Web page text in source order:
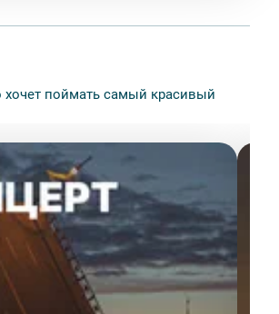
поймать самый красивый